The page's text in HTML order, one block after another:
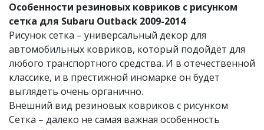
Особенности резиновых ковриков с рисунком
сетка для Subaru Outback 2009-2014
Рисунок сетка – универсальный декор для
автомобильных ковриков, который подойдёт для
любого транспортного средства. И в отечественной
классике, и в престижной иномарке он будет
выглядеть очень органично.
Внешний вид резиновых ковриков с рисунком
Сетка – далеко не самая важная особенность